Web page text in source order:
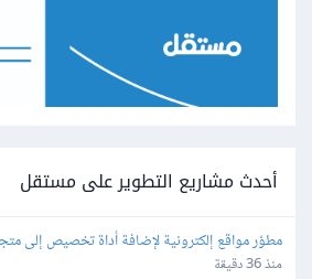
أحدث مشاريع التطوير على مستقل
مطوّر مواقع إلكترونية لإضافة أداة تخصيص إلى
منذ 36 دقيقة